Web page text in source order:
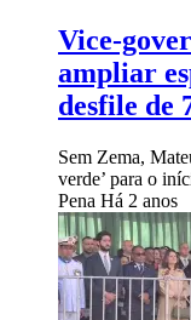
Vice-
ampliar
desfile de
Sem Zema,
verde’ para o
Pena Há 2 anos